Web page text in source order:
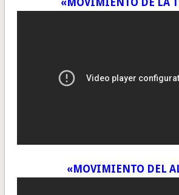
«MOVIMIENTO DE LA
«MOVIMIENTO DEL